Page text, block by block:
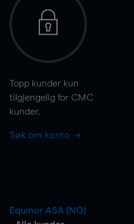
Topp kunder kun
tilgjengelig for CMC
kunder.
Søk om konto
Equinor ASA (NO)